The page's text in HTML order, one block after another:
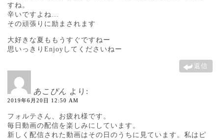
すね。
辛いですよね…
その頑張りに励まされます
大好きな夏ももうすぐですねー
思いっきりEnjoyしてくださいねー
返信
あこぴん より:
2019年6月20日 12:50 AM
フォルテさん、お疲れ様です。
毎日動画の配信を楽しみにしています。
新しく配信された動画はその日のうちに見ています。私はピ